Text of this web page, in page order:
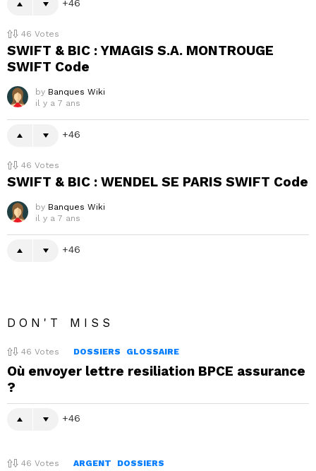
46
46 Votes
SWIFT & BIC : YMAGIS S.A. MONTROUGE
SWIFT Code
by Banques Wiki
il y a 7 ans
46
46 Votes
SWIFT & BIC : WENDEL SE PARIS SWIFT Code
by Banques Wiki
il y a 7 ans
46
DON'T MISS
46 Votes DOSSIERS GLOSSAIRE
Où envoyer lettre resiliation BPCE assurance
?
46
46 Votes ARGENT DOSSIERS